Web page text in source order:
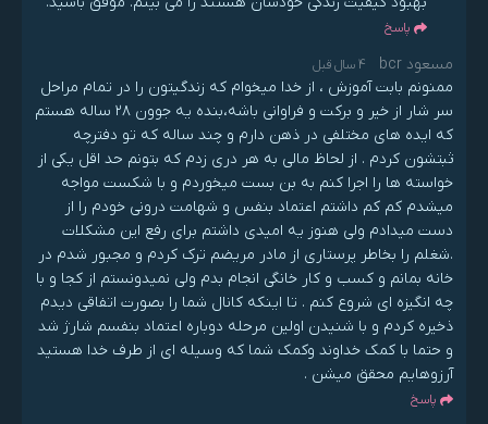
پاسخ
مسعود bcr 4 سال قبل
ممنونم بابت آموزش ، از خدا میخوام که زندگیتون را در تمام مراحل
سر شار از خیر و برکت و فراوانی باشه،بنده یه جوون ۲۸ ساله هستم
که ایده های مختلفی در ذهن دارم و چند ساله که تو دفترچه
ثبتشون کردم . از لحاظ مالی به هر دری زدم که بتونم حد اقل یکی از
خواسته ها را اجرا کنم به بن بست میخوردم و با شکست مواجه
میشدم کم کم داشتم اعتماد بنفس و شهامت درونی خودم را از
دست میدادم ولی هنوز یه امیدی داشتم برای رفع این مشکلات
.شغلم را بخاطر پرستاری از مادر مریضم ترک کردم و مجبور شدم در
خانه بمانم و کسب و کار خانگی انجام بدم ولی نمیدونستم از کجا و با
چه انگیزه ای شروع کنم . تا اینکه کانال شما را بصورت اتفاقی دیدم
ذخیره کردم و با شنیدن اولین مرحله دوباره اعتماد بنفسم شارژ شد
و حتما با کمک خداوند وکمک شما که وسیله ای از طرف خدا هستید
آرزوهایم محقق میشن .
پاسخ